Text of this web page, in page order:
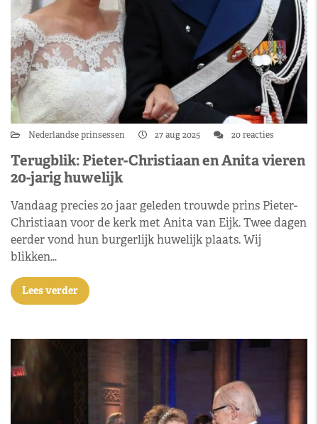
Nederlandse prinsessen 27 aug 2025 20 reacties
Terugblik: Pieter-Christiaan en Anita vieren
20-jarig huwelijk
Vandaag precies 20 jaar geleden trouwde prins Pieter-
Christiaan voor de kerk met Anita van Eijk. Twee dagen
eerder vond hun burgerlijk huwelijk plaats. Wij
blikken…
Lees verder